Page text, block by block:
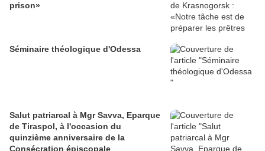
prison»
Séminaire théologique d'Odessa
Salut patriarcal à Mgr Savva, Eparque
de Tiraspol, à l'occasion du
quinzième anniversaire de la
Consécration épiscopale